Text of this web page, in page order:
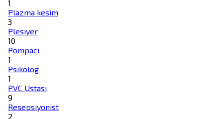
1
Plazma kesim
3
Plesiyer
10
Pompacı
1
Psikolog
1
PVC Ustası
9
Resepsiyonist
2